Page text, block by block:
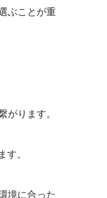
ぶことが重
がります。
す。
境に合った